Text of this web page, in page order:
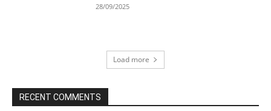
28/09/2025
Load more
RECENT COMMENTS